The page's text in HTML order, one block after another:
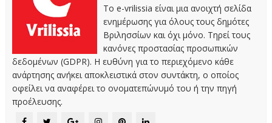
Το e-vrilissia είναι μια ανοιχτή σελίδα
ενημέρωσης για όλους τους δημότες
Βριλησσίων και όχι μόνο. Τηρεί τους
κανόνες προστασίας προσωπικών
δεδομένων (GDPR). Η ευθύνη για το περιεχόμενο κάθε
ανάρτησης ανήκει αποκλειστικά στον συντάκτη, ο οποίος
οφείλει να αναφέρει το ονοματεπώνυμό του ή την πηγή
προέλευσης.